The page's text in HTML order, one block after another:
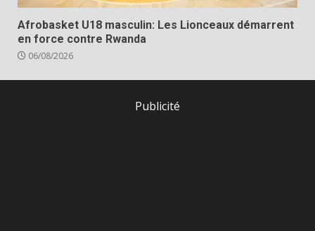
Afrobasket U18 masculin: Les Lionceaux démarrent
en force contre Rwanda
06/08/2026
Publicité